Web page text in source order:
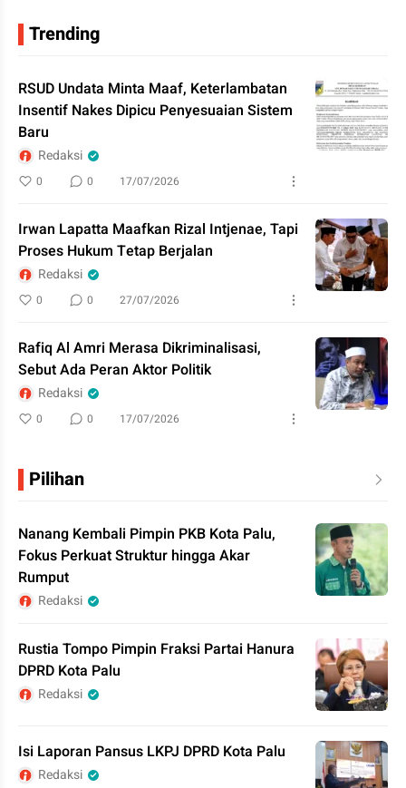
Trending
RSUD Undata Minta Maaf, Keterlambatan
Insentif Nakes Dipicu Penyesuaian Sistem
Baru
Redaksi
0 0 17/07/2026
Irwan Lapatta Maafkan Rizal Intjenae, Tapi
Proses Hukum Tetap Berjalan
Redaksi
0 0 27/07/2026
Rafiq Al Amri Merasa Dikriminalisasi,
Sebut Ada Peran Aktor Politik
Redaksi
0 0 17/07/2026
Pilihan
Nanang Kembali Pimpin PKB Kota Palu,
Fokus Perkuat Struktur hingga Akar
Rumput
Redaksi
Rustia Tompo Pimpin Fraksi Partai Hanura
DPRD Kota Palu
Redaksi
Isi Laporan Pansus LKPJ DPRD Kota Palu
Redaksi